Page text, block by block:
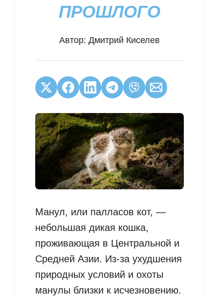
ПРОШЛОГО
Автор: Дмитрий Киселев
Манул, или палласов кот, —
небольшая дикая кошка,
проживающая в Центральной и
Средней Азии. Из-за ухудшения
природных условий и охоты
манулы близки к исчезновению.